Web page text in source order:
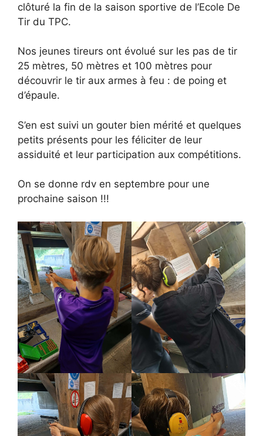
clôturé la fin de la saison sportive de l’Ecole De
Tir du TPC.
Nos jeunes tireurs ont évolué sur les pas de tir
25 mètres, 50 mètres et 100 mètres pour
découvrir le tir aux armes à feu : de poing et
d’épaule.
S’en est suivi un gouter bien mérité et quelques
petits présents pour les féliciter de leur
assiduité et leur participation aux compétitions.
On se donne rdv en septembre pour une
prochaine saison !!!